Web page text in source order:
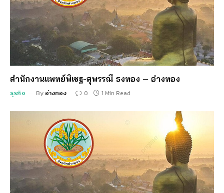
สำนักงานแพทย์พิเชฐ-สุพรรณี ธงทอง – อ่างทอง
ธุรกิจ By อ่างทอง 0 1 Min Read